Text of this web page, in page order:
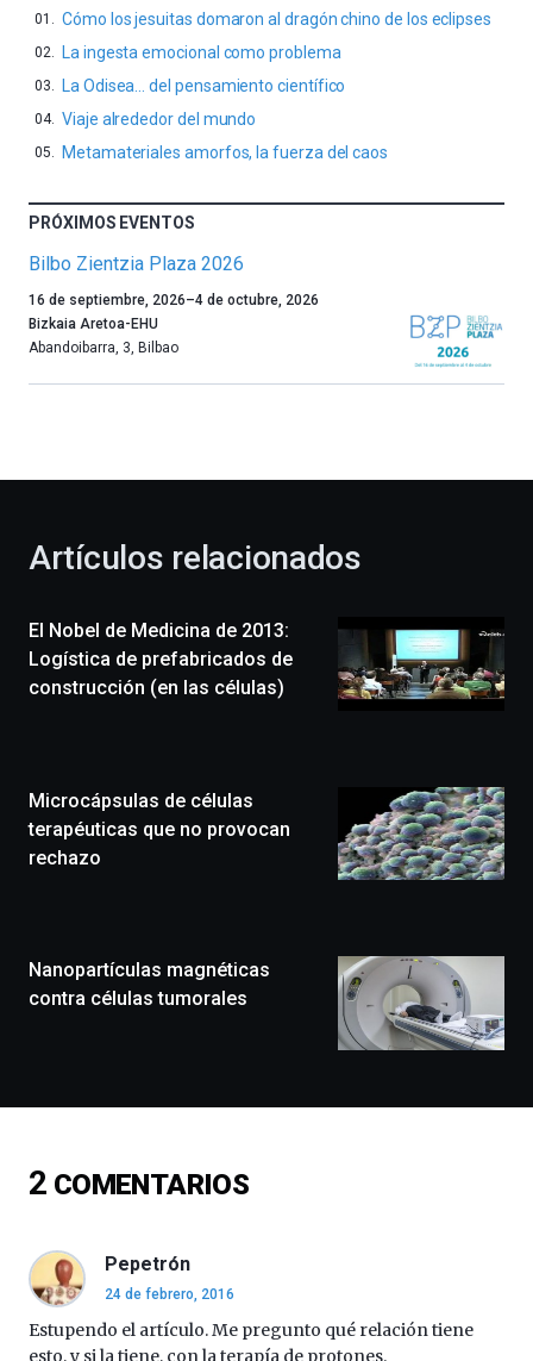
Cómo los jesuitas domaron al dragón chino de los eclipses
La ingesta emocional como problema
La Odisea… del pensamiento científico
Viaje alrededor del mundo
Metamateriales amorfos, la fuerza del caos
PRÓXIMOS EVENTOS
Bilbo Zientzia Plaza 2026
Un
año
más,
celebración
novena
edición
de
un
festival
llenará
monólogos,
exposiciones,
de
16
4
de
octubre.
16 de septiembre, 2026–4 de octubre, 2026
Bizkaia Aretoa-EHU
Abandoibarra, 3, Bilbao
Artículos relacionados
El Nobel de Medicina de 2013:
Logística de prefabricados de
construcción (en las células)
Microcápsulas de células
terapéuticas que no provocan
rechazo
Nanopartículas magnéticas
contra células tumorales
2 COMENTARIOS
Pepetrón
24 de febrero, 2016
Estupendo el artículo. Me pregunto qué relación tiene
esto, y si la tiene, con la terapía de protones.